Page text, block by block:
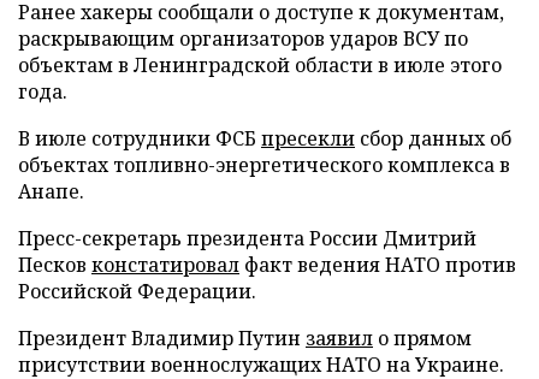
Ранее хакеры сообщали о доступе к документам,
раскрывающим организаторов ударов ВСУ по
объектам в Ленинградской области в июле этого
года.
В июле сотрудники ФСБ пресекли сбор данных об
объектах топливно-энергетического комплекса в
Анапе.
Пресс-секретарь президента России Дмитрий
Песков констатировал факт ведения НАТО против
Российской Федерации.
Президент Владимир Путин заявил о прямом
присутствии военнослужащих НАТО на Украине.